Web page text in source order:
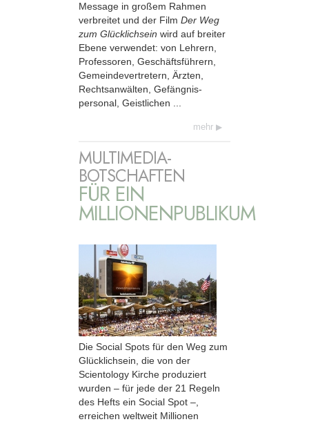
Message in großem Rahmen
verbreitet und der Film Der Weg
zum Glücklichsein wird auf breiter
Ebene verwendet: von Lehrern,
Professoren, Geschäfts­führern,
Gemeinde­vertretern, Ärzten,
Rechts­anwälten, Gefängnis­
personal, Geistlichen ...
mehr
MULTIMEDIA-
BOTSCHAFTEN
FÜR EIN
MILLIONENPUBLIKUM
Die Social Spots für den Weg zum
Glücklichsein, die von der
Scientology Kirche produziert
wurden – für jede der 21 Regeln
des Hefts ein Social Spot –,
erreichen weltweit Millionen